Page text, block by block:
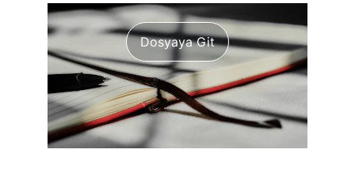
Dosyaya Git